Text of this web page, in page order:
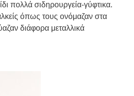
πολλά σιδηρουργεία-γύφτικα.
όπως τους ονόμαζαν στα
διάφορα μεταλλικά